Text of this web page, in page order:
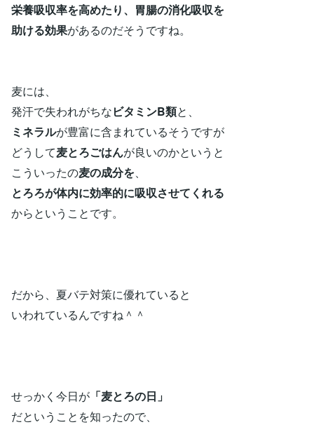
栄養吸収率を高めたり、胃腸の消化吸収を
助ける効果があるのだそうですね。
麦には、
発汗で失われがちなビタミンB類と、
ミネラルが豊富に含まれているそうですが
どうして麦とろごはんが良いのかというと
こういったの麦の成分を、
とろろが体内に効率的に吸収させてくれる
からということです。
だから、夏バテ対策に優れていると
いわれているんですね＾＾
せっかく今日が 「麦とろの日」
だということを知ったので、